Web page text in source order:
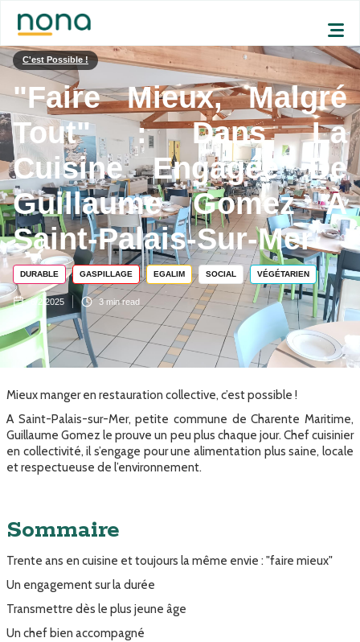
C'est Possible !
"Faire Mieux, Malgré
Tout" : Dans La
Cuisine Engagée De
Guillaume Gomez À
Saint-Palais-Sur-Mer
DURABLE GASPILLAGE EGALIM SOCIAL VÉGÉTARIEN
6/2/2025 3min read
Mieux manger en restauration collective, c’est possible !
A Saint-Palais-sur-Mer, petite commune de Charente Maritime,
Guillaume Gomez le prouve un peu plus chaque jour. Chef cuisinier
en collectivité, il s’engage pour une alimentation plus saine, locale
et respectueuse de l’environnement.
Sommaire
Trente ans en cuisine et toujours la même envie : "faire mieux"
Un engagement sur la durée
Transmettre dès le plus jeune âge
Un chef bien accompagné